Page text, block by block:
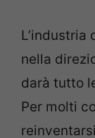
L’industria
nella
darà tutto
Per molti